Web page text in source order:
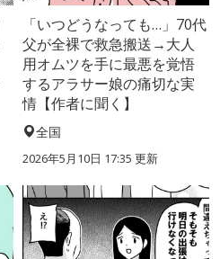
「いつどうなっても…」70代
父が全裸で救急搬送→大人
用オムツを手に最悪を覚悟
するアラサー娘の痛切な実
情【作者に聞く】
全国
2026年5月10日 17:35 更新